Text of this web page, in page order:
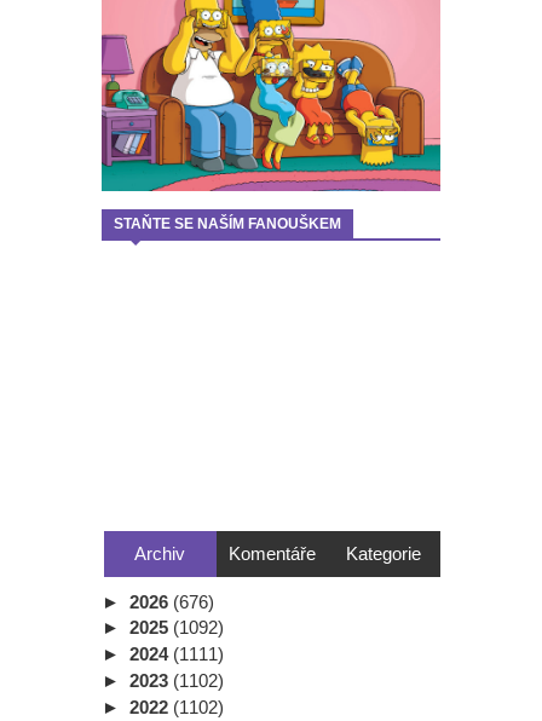
STAŇTE SE NAŠÍM FANOUŠKEM
Archiv Komentáře Kategorie
► 2026 (676)
► 2025 (1092)
► 2024 (1111)
► 2023 (1102)
► 2022 (1102)